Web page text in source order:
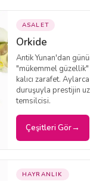
ASALET
Orkide
Antik Yunan'dan
"mükemmel güzellik"
kalıcı zarafet.
duruşuyla prestijin
temsilcisi.
Çeşitleri Gör
HAYRANLIK